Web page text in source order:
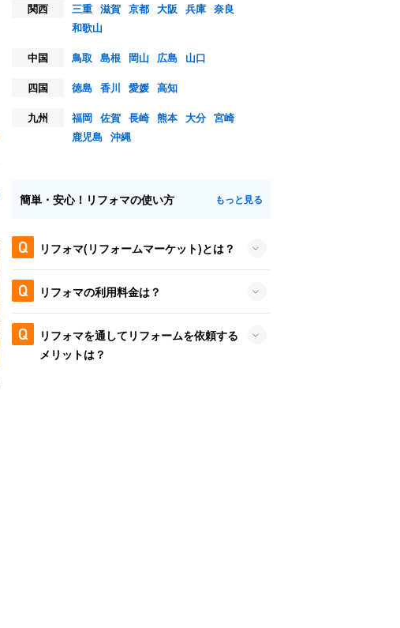
関西
三重 滋賀 京都 大阪 兵庫 奈良
和歌山
中国
鳥取 島根 岡山 広島
山口
四国
徳島 香川 愛媛 高知
九州
福岡 佐賀 長崎 熊本 大分 宮崎
鹿児島 沖縄
簡単・安心！リフォマの使い方 もっと見る
リフォマ(リフォームマーケット)とは？
リフォマの利用料金は？
リフォマを通してリフォームを依頼する
メリットは？